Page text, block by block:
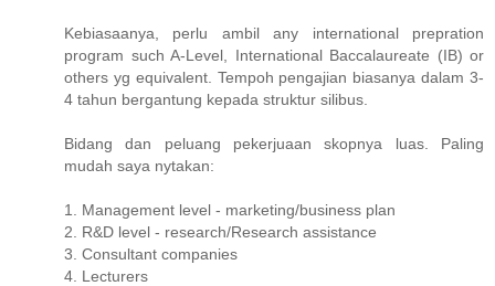
Kebiasaanya, perlu ambil any international prepration
program such A-Level, International Baccalaureate (IB) or
others yg equivalent. Tempoh pengajian biasanya dalam 3-
4 tahun bergantung kepada struktur silibus.
Bidang dan peluang pekerjuaan skopnya luas. Paling
mudah saya nytakan:
1. Management level - marketing/business plan
2. R&D level - research/Research assistance
3. Consultant companies
4. Lecturers